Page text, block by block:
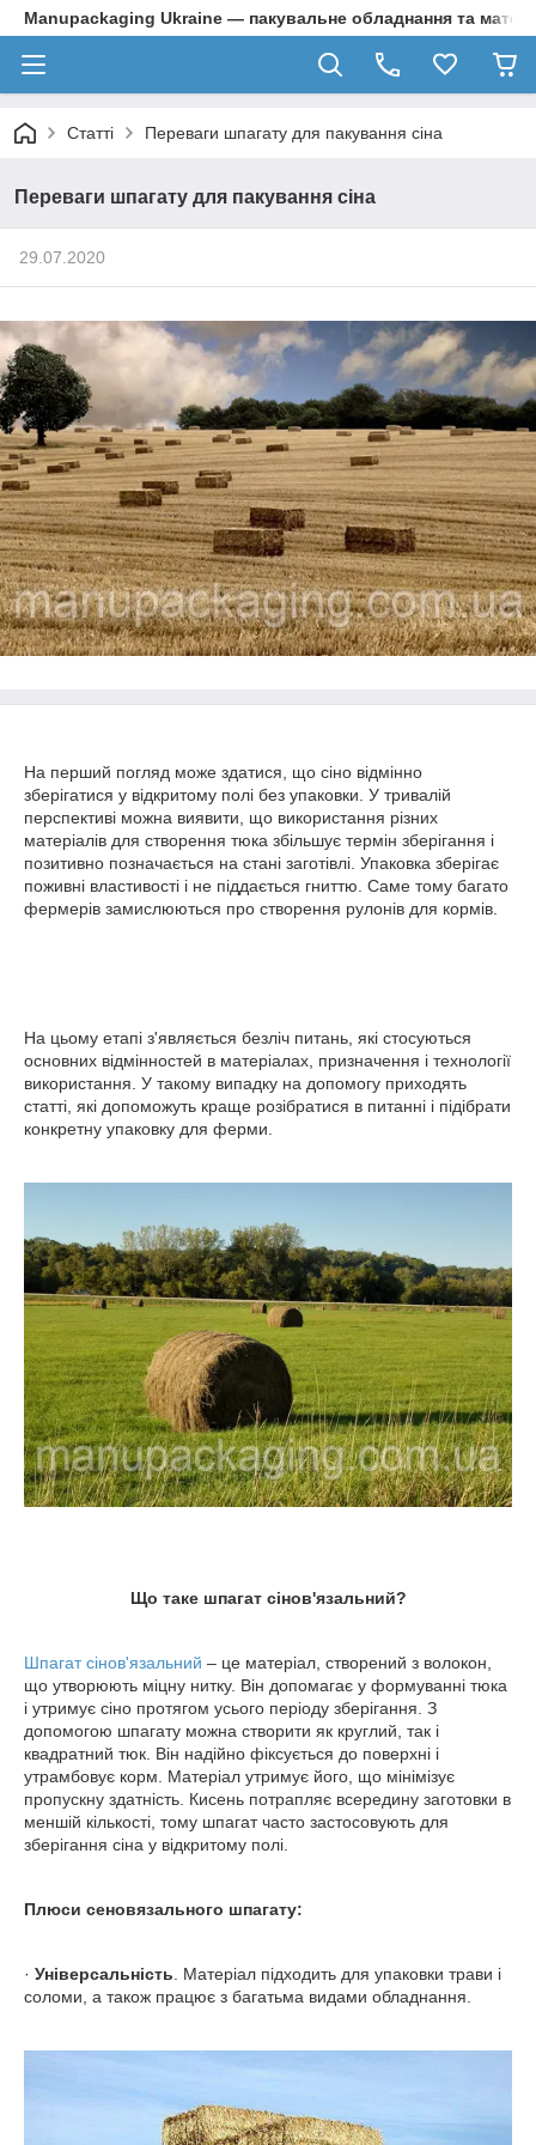
Manupackaging Ukraine — пакувальне обладнання та
Статті Переваги шпагату для пакування сіна
Переваги шпагату для пакування сіна
29.07.2020
На перший погляд може здатися, що сіно відмінно
зберігатися у відкритому полі без упаковки. У тривалій
перспективі можна виявити, що використання різних
матеріалів для створення тюка збільшує термін зберігання і
позитивно позначається на стані заготівлі. Упаковка зберігає
поживні властивості і не піддається гниттю. Саме тому багато
фермерів замислюються про створення рулонів для кормів.
На цьому етапі з'являється безліч питань, які стосуються
основних відмінностей в матеріалах, призначення і технології
використання. У такому випадку на допомогу приходять
статті, які допоможуть краще розібратися в питанні і підібрати
конкретну упаковку для ферми.
Що таке шпагат сінов'язальний?
Шпагат сінов'язальний – це матеріал, створений з волокон,
що утворюють міцну нитку. Він допомагає у формуванні тюка
і утримує сіно протягом усього періоду зберігання. З
допомогою шпагату можна створити як круглий, так і
квадратний тюк. Він надійно фіксується до поверхні і
утрамбовує корм. Матеріал утримує його, що мінімізує
пропускну здатність. Кисень потрапляє всередину заготовки в
меншій кількості, тому шпагат часто застосовують для
зберігання сіна у відкритому полі.
Плюси сеновязального шпагату:
· Універсальність . Матеріал підходить для упаковки трави і
соломи, а також працює з багатьма видами обладнання.